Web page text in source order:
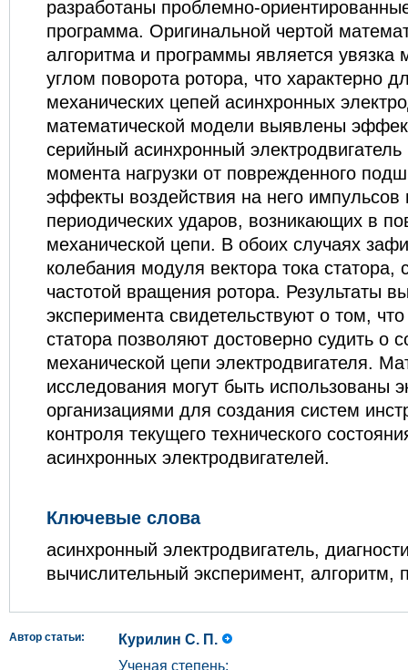
разработаны проблемно-­
программа. Оригинальной чертой
алгоритма и программы является увязка
углом поворота ротора, что характерно
механических цепей асинхронных
математической модели выявлены
серийный асинхронный
момента нагрузки от поврежденного
эффекты воздействия на него импульсов
периодических ударов, возникающих в
механической цепи. В обоих случаях
колебания модуля вектора тока
частотой вращения ротора. Результаты
эксперимента свидетельствуют о том,
статора позволяют достоверно судить о
механической цепи электродвигателя.
исследования могут быть использованы
организациями для создания систем
контроля текущего технического
асинхронных электродвигателей.
Ключевые слова
асинхронный электродвигатель,
вычислительный эксперимент, алгоритм,
Автор статьи:
Курилин С. П.
Ученая степень: